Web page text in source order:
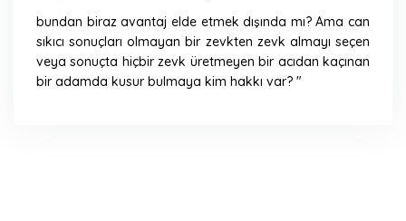
bundan biraz avantaj elde etmek dışında mı?Ama can
sıkıcı sonuçları olmayan bir zevkten zevk almayı seçen
veya sonuçta hiçbir zevk üretmeyen bir acıdan kaçınan
bir adamda kusur bulmaya kim hakkı var? "